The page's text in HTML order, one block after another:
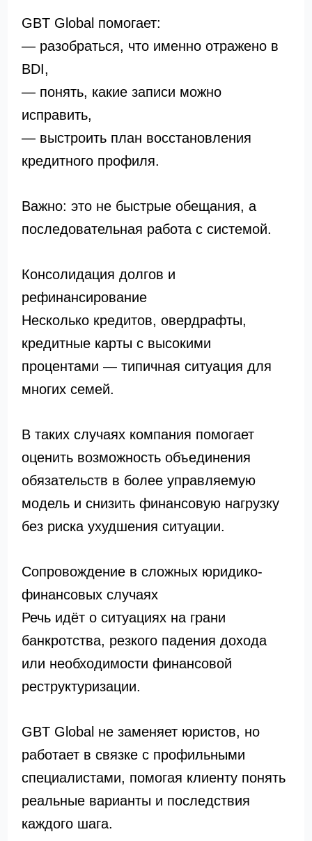
GBT Global помогает:
— разобраться, что именно отражено в
BDI,
— понять, какие записи можно
исправить,
— выстроить план восстановления
кредитного профиля.
Важно: это не быстрые обещания, а
последовательная работа с системой.
Консолидация долгов и
рефинансирование
Несколько кредитов, овердрафты,
кредитные карты с высокими
процентами — типичная ситуация для
многих семей.
В таких случаях компания помогает
оценить возможность объединения
обязательств в более управляемую
модель и снизить финансовую нагрузку
без риска ухудшения ситуации.
Сопровождение в сложных юридико-
финансовых случаях
Речь идёт о ситуациях на грани
банкротства, резкого падения дохода
или необходимости финансовой
реструктуризации.
GBT Global не заменяет юристов, но
работает в связке с профильными
специалистами, помогая клиенту понять
реальные варианты и последствия
каждого шага.